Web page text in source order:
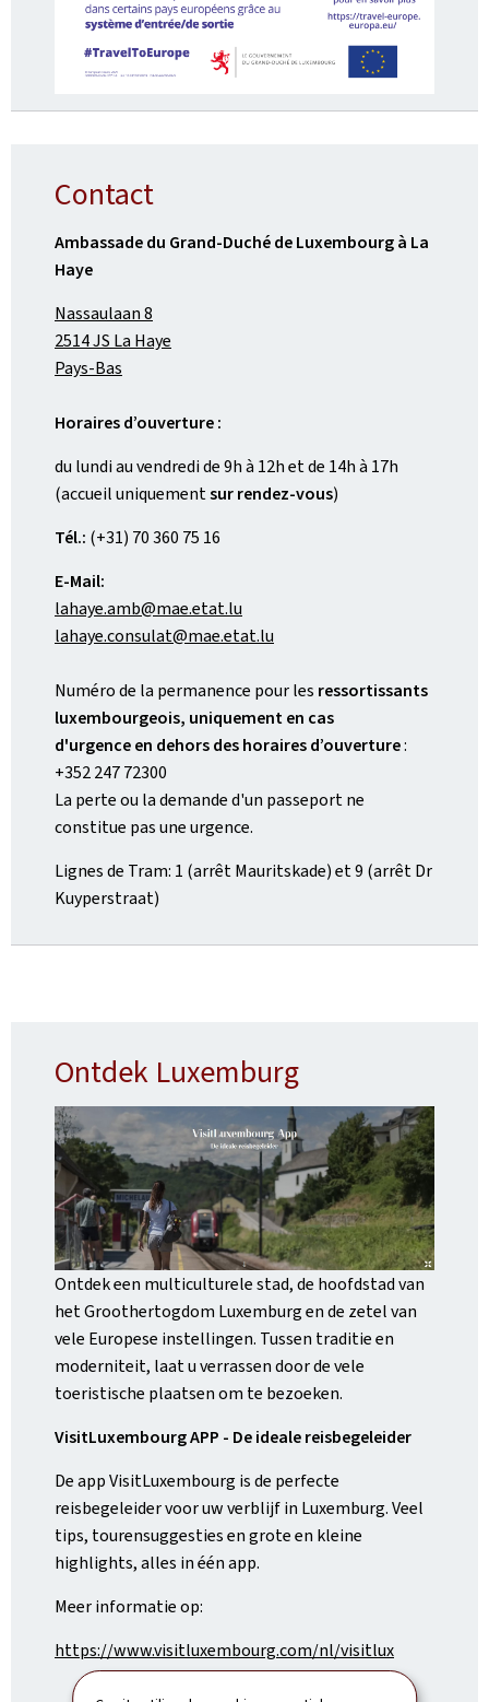
Contact
Ambassade du Grand-Duché de Luxembourg à La
Haye
Nassaulaan 8
2514 JS La Haye
Pays-Bas
Horaires d’ouverture :
du lundi au vendredi de 9h à 12h et de 14h à 17h
(accueil uniquementsur rendez-vous)
Tél.: (+31) 70 360 75 16
E-Mail:
lahaye.amb@mae.etat.lu
lahaye.consulat@mae.etat.lu
Numéro de la permanence pour les ressortissants
luxembourgeois, uniquement en cas
d'urgence en dehors des horaires d’ouverture:
+352 247 72300
La perte ou la demande d'un passeport ne
constitue pas une urgence.
Lignes de Tram: 1 (arrêt Mauritskade) et 9 (arrêt Dr
Kuyperstraat)
Ontdek Luxemburg
Ontdek een multiculturele stad, de hoofdstad van
het Groothertogdom Luxemburg en de zetel van
vele Europese instellingen. Tussen traditie en
moderniteit, laat u verrassen door de vele
toeristische plaatsen om te bezoeken.
VisitLuxembourg APP - De ideale reisbegeleider
De app VisitLuxembourg is de perfecte
reisbegeleider voor uw verblijf in Luxemburg. Veel
tips, tourensuggesties en grote en kleine
highlights, alles in één app.
Meer informatie op:
https://www.visitluxembourg.com/nl/visitlux